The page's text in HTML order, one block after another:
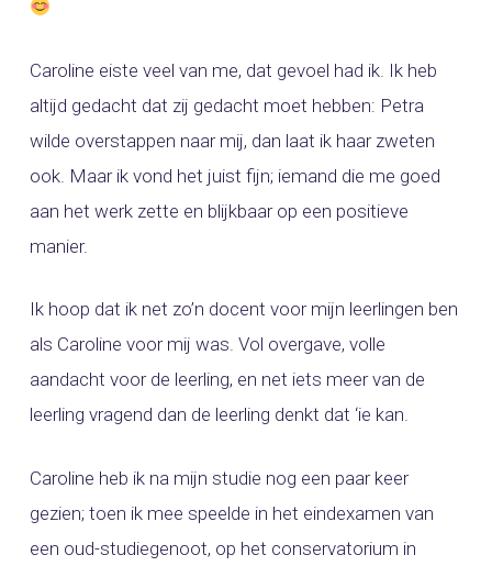
Caroline eiste veel van me, dat gevoel had ik. Ik heb
altijd gedacht dat zij gedacht moet hebben: Petra
wilde overstappen naar mij, dan laat ik haar zweten
ook. Maar ik vond het juist fijn; iemand die me goed
aan het werk zette en blijkbaar op een positieve
manier.
Ik hoop dat ik net zo’n docent voor mijn leerlingen ben
als Caroline voor mij was. Vol overgave, volle
aandacht voor de leerling, en net iets meer van de
leerling vragend dan de leerling denkt dat ‘ie kan.
Caroline heb ik na mijn studie nog een paar keer
gezien; toen ik mee speelde in het eindexamen van
een oud-studiegenoot, op het conservatorium in